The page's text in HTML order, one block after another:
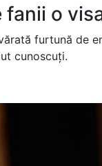
fanii o
furtună de
cunoscuți.